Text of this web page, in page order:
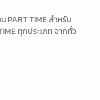
PART TIME สำหรับ
ทุกประเภท จากทั่ว